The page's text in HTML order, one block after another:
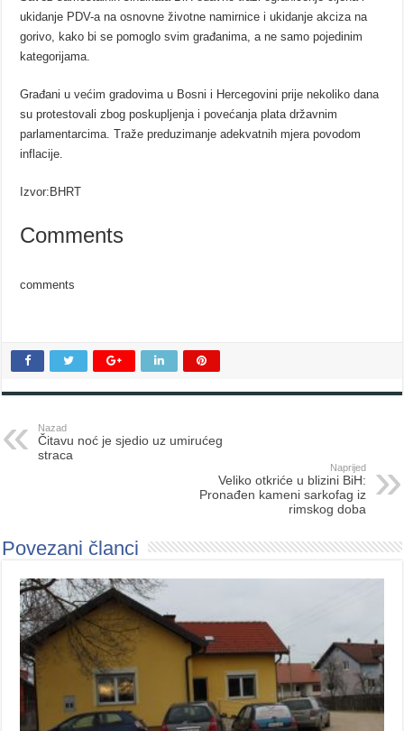
ukidanje PDV-a na osnovne životne namirnice i ukidanje akciza na
gorivo, kako bi se pomoglo svim građanima, a ne samo pojedinim
kategorijama.
Građani u većim gradovima u Bosni i Hercegovini prije nekoliko dana
su protestovali zbog poskupljenja i povećanja plata državnim
parlamentarcima. Traže preduzimanje adekvatnih mjera povodom
inflacije.
Izvor:BHRT
Comments
comments
Nazad
Čitavu noć je sjedio uz umirućeg
straca
Naprijed
Veliko otkriće u blizini BiH:
Pronađen kameni sarkofag iz
rimskog doba
Povezani članci